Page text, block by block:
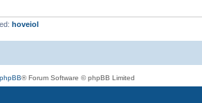
hoveiol
phpBB® Forum Software © phpBB Limited